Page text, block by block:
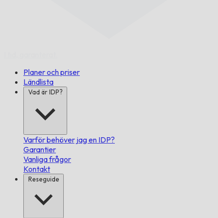
Planer och priser
Ländlista
Vad är IDP?
Varför behöver jag en IDP?
Garantier
Vanliga frågor
Kontakt
Reseguide